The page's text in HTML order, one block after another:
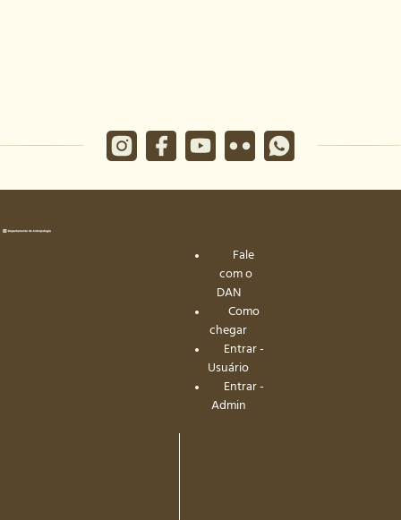
Fale
com o
DAN
Como
chegar
Entrar -
Usuário
Entrar -
Admin